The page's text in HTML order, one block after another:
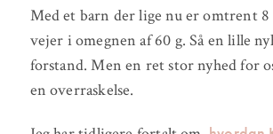
Med et barn der lige nu er omtrent 8
vejer i omegnen af 60 g. Så en lille
forstand. Men en ret stor nyhed for
en overraskelse.